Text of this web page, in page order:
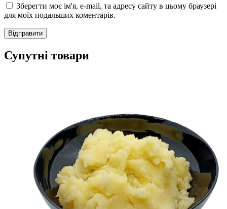
Зберегти моє ім'я, e-mail, та адресу сайту в цьому браузері
для моїх подальших коментарів.
Супутні товари